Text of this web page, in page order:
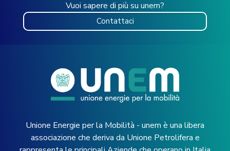
Vuoi sapere di più su unem?
Contattaci
Unione Energie per la Mobilità - unem è una libera
associazione che deriva da Unione Petrolifera e